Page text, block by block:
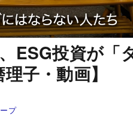
ESG投資が「
子・動画】
プ